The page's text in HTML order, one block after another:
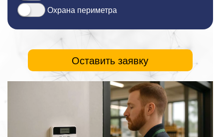
Охрана периметра
Оставить заявку